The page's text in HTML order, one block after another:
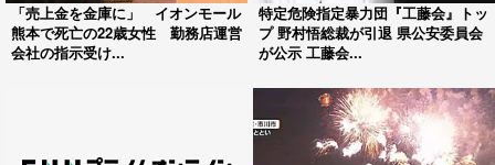
「売上金を金庫に」 イオンモール
熊本で死亡の22歳女性 勤務店運営
会社の指示受け...
特定危険指定暴力団『工藤会』トッ
プ 野村悟総裁が引退 県公安委員会
が公示 工藤会...